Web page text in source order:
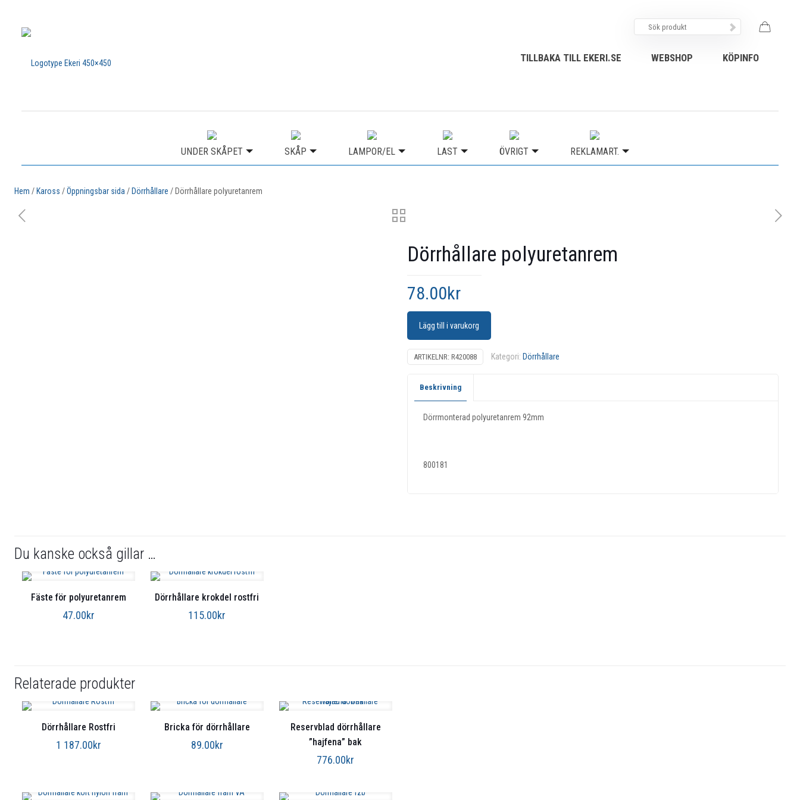
TILLBAKA TILL EKERI.SE WEBSHOP KÖPINFO
UNDER SKÅPET SKÅP LAMPOR/EL LAST ÖVRIGT REKLAMART.
Hem / Kaross /Öppningsbar sida/ Dörrhållare / Dörrhållare polyuretanrem
Dörrhållare polyuretanrem
78.00kr
Lägg till i varukorg
ARTIKELNR: R420088 Kategori: Dörrhållare
Beskrivning
Dörrmonterad polyuretanrem 92mm
800181
Du kanske också gillar …
Fäste för polyuretanrem
47.00kr
Dörrhållare krokdel rostfri
115.00kr
Relaterade produkter
Dörrhållare Rostfri
1 187.00kr
Bricka för dörrhållare
89.00kr
Reservblad dörrhållare
”hajfena” bak
776.00kr